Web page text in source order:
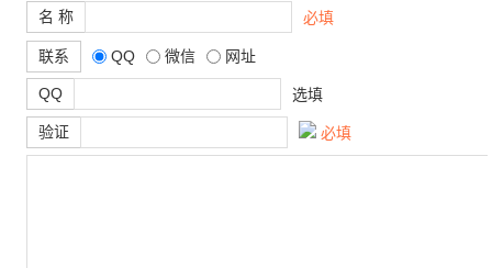
名 称 必填
联系 QQ 微信 网址
QQ 选填
验证 必填